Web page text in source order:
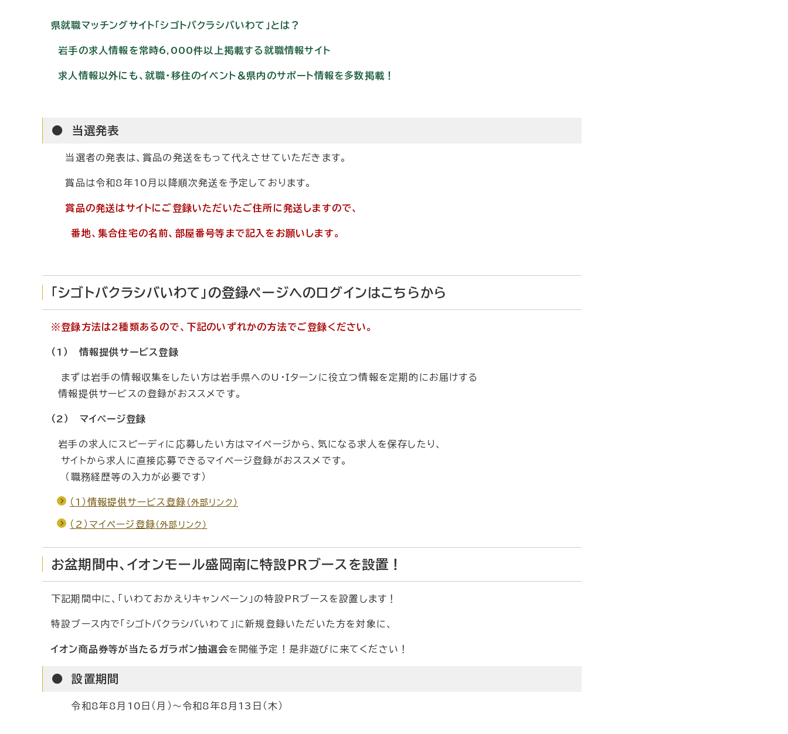
県就職マッチングサイト「シゴトバクラシバいわて」とは？
岩手の求人情報を常時6,000件以上掲載する就職情報サイト
求人情報以外にも、就職・移住のイベント＆県内のサポート情報を多数掲載！
● 当選発表
当選者の発表は、賞品の発送をもって代えさせていただきます。
賞品は令和8年10月以降順次発送を予定しております。
賞品の発送はサイトにご登録いただいたご住所に発送しますので、
番地、集合住宅の名前、部屋番号等まで記入をお願いします。
「シゴトバクラシバいわて」の登録ページへのログインはこちらから
※登録方法は2種類あるので、下記のいずれかの方法でご登録ください。
（1） 情報提供サービス登録
まずは岩手の情報収集をしたい方は岩手県へのU・Iターンに役立つ情報を定期的にお届けする
情報提供サービスの登録がおススメです。
（2） マイページ登録
岩手の求人にスピーディに応募したい方はマイページから、気になる求人を保存したり、
サイトから求人に直接応募できるマイページ登録がおススメです。
（職務経歴等の入力が必要です）
（1）情報提供サービス登録 （外部リンク）
（2）マイページ登録 （外部リンク）
お盆期間中、イオンモール盛岡南に特設PRブースを設置！
下記期間中に、「いわておかえりキャンペーン」の特設PRブースを設置します！
特設ブース内で「シゴトバクラシバいわて」に新規登録いただいた方を対象に、
イオン商品券等が当たるガラポン抽選会を開催予定！是非遊びに来てください！
● 設置期間
令和8年8月10日（月）～令和8年8月13日（木）